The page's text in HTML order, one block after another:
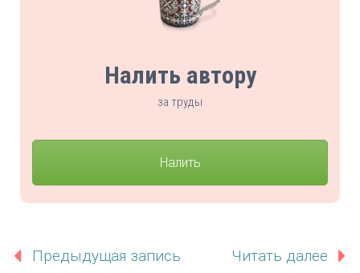
Налить автору
за труды
Налить
Предыдущая запись Читать далее